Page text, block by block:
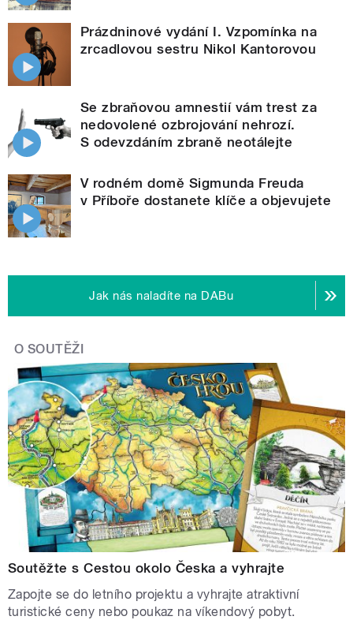
Prázdninové vydání I. Vzpomínka na
zrcadlovou sestru Nikol Kantorovou
Se zbraňovou amnestií vám trest za
nedovolené ozbrojování nehrozí.
S odevzdáním zbraně neotálejte
V rodném domě Sigmunda Freuda
v Příboře dostanete klíče a objevujete
Jak nás naladíte na DABu
O SOUTĚŽI
Soutěžte s Cestou okolo Česka a vyhrajte
Zapojte se do letního projektu a vyhrajte atraktivní
turistické ceny nebo poukaz na víkendový pobyt.